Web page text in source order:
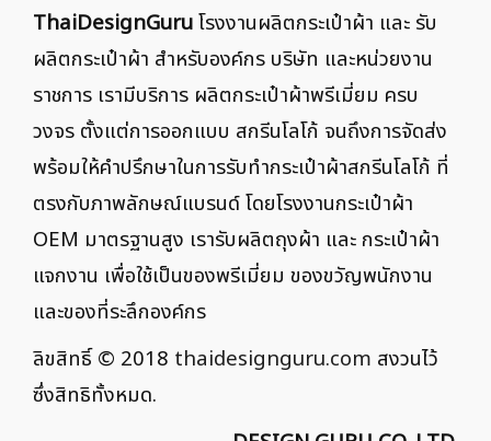
ThaiDesignGuruโรงงานผลิตกระเป๋าผ้า และ รับ
ผลิตกระเป๋าผ้า สำหรับองค์กร บริษัท และหน่วยงาน
ราชการ เรามีบริการ ผลิตกระเป๋าผ้าพรีเมี่ยม ครบ
วงจร ตั้งแต่การออกแบบ สกรีนโลโก้ จนถึงการจัดส่ง
พร้อมให้คำปรึกษาในการรับทำกระเป๋าผ้าสกรีนโลโก้ ที่
ตรงกับภาพลักษณ์แบรนด์ โดยโรงงานกระเป๋าผ้า
OEM มาตรฐานสูง เรารับผลิตถุงผ้า และ กระเป๋าผ้า
แจกงาน เพื่อใช้เป็นของพรีเมี่ยม ของขวัญพนักงาน
และของที่ระลึกองค์กร
ลิขสิทธิ์ © 2018 thaidesignguru.com สงวนไว้
ซึ่งสิทธิทั้งหมด.